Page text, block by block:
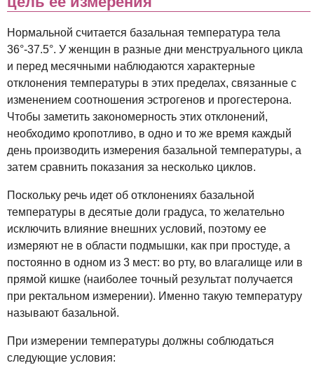
Нормальной считается базальная температура тела
36°-37.5°. У женщин в разные дни менструального цикла
и перед месячными наблюдаются характерные
отклонения температуры в этих пределах, связанные с
изменением соотношения эстрогенов и прогестерона.
Чтобы заметить закономерность этих отклонений,
необходимо кропотливо, в одно и то же время каждый
день производить измерения базальной температуры, а
затем сравнить показания за несколько циклов.
Поскольку речь идет об отклонениях базальной
температуры в десятые доли градуса, то желательно
исключить влияние внешних условий, поэтому ее
измеряют не в области подмышки, как при простуде, а
постоянно в одном из 3 мест: во рту, во влагалище или в
прямой кишке (наиболее точный результат получается
при ректальном измерении). Именно такую температуру
называют базальной.
При измерении температуры должны соблюдаться
следующие условия: